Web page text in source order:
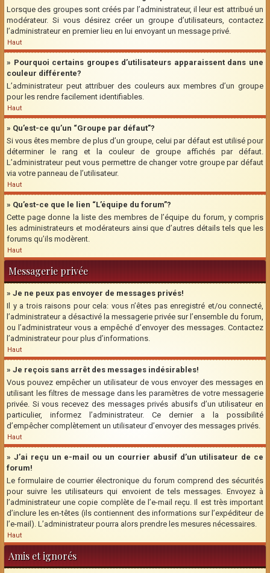
Lorsque des groupes sont créés par l’administrateur, il leur est attribué un
modérateur. Si vous désirez créer un groupe d’utilisateurs, contactez
l’administrateur en premier lieu en lui envoyant un message privé.
Haut
» Pourquoi certains groupes d’utilisateurs apparaissent dans une
couleur différente?
L’administrateur peut attribuer des couleurs aux membres d’un groupe
pour les rendre facilement identifiables.
Haut
» Qu’est-ce qu’un “Groupe par défaut”?
Si vous êtes membre de plus d’un groupe, celui par défaut est utilisé pour
déterminer le rang et la couleur de groupe affichés par défaut.
L’administrateur peut vous permettre de changer votre groupe par défaut
via votre panneau de l’utilisateur.
Haut
» Qu’est-ce que le lien “L’équipe du forum”?
Cette page donne la liste des membres de l’équipe du forum, y compris
les administrateurs et modérateurs ainsi que d’autres détails tels que les
forums qu’ils modèrent.
Haut
Messagerie privée
» Je ne peux pas envoyer de messages privés!
Il y a trois raisons pour cela: vous n’êtes pas enregistré et/ou connecté,
l’administrateur a désactivé la messagerie privée sur l’ensemble du forum,
ou l’administrateur vous a empêché d’envoyer des messages. Contactez
l’administrateur pour plus d’informations.
Haut
» Je reçois sans arrêt des messages indésirables!
Vous pouvez empêcher un utilisateur de vous envoyer des messages en
utilisant les filtres de message dans les paramètres de votre messagerie
privée. Si vous recevez des messages privés abusifs d’un utilisateur en
particulier, informez l’administrateur. Ce dernier a la possibilité
d’empêcher complètement un utilisateur d’envoyer des messages privés.
Haut
» J’ai reçu un e-mail ou un courrier abusif d’un utilisateur de ce
forum!
Le formulaire de courrier électronique du forum comprend des sécurités
pour suivre les utilisateurs qui envoient de tels messages. Envoyez à
l’administrateur une copie complète de l’e-mail reçu. Il est très important
d’inclure les en-têtes (ils contiennent des informations sur l’expéditeur de
l’e-mail). L’administrateur pourra alors prendre les mesures nécessaires.
Haut
Amis et ignorés